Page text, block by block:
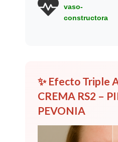
vaso-
constructora
✨ Efecto Triple
CREMA RS2 –
PEVONIA